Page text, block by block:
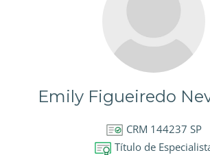
Emily Figueiredo
CRM 144237 SP
Título de